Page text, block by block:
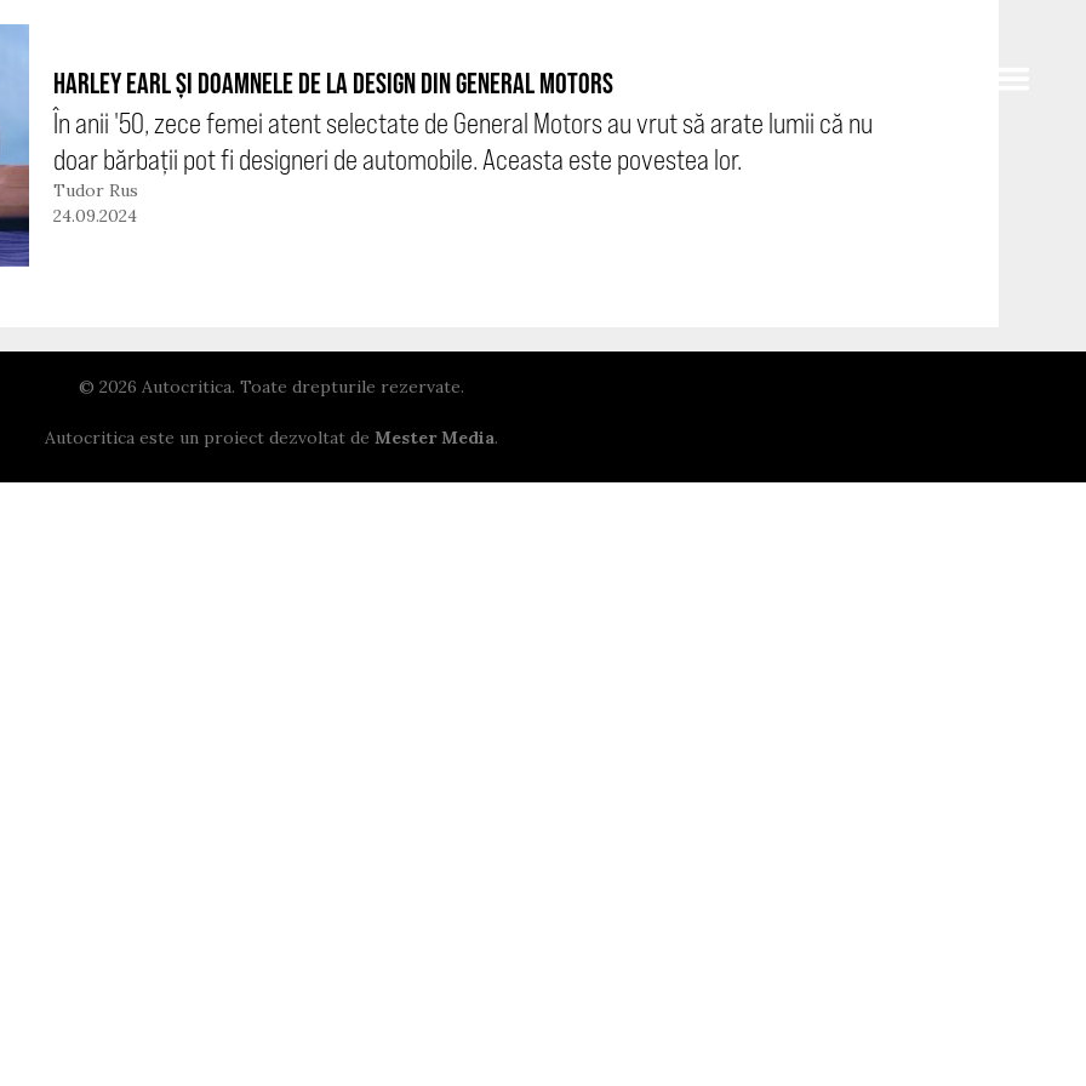
HARLEY EARL ȘI DOAMNELE DE LA DESIGN DIN GENERAL MOTORS
În anii '50, zece femei atent selectate de General Motors au vrut să arate lumii că nu
doar bărbații pot fi designeri de automobile. Aceasta este povestea lor.
Tudor Rus
24.09.2024
© 2026 Autocritica. Toate drepturile rezervate.
Autocritica este un proiect dezvoltat de Mester Media.